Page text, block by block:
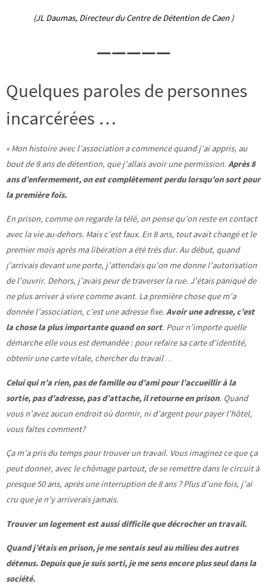
(JL Daumas, Directeur du Centre de Détention de Caen )
—————
Quelques paroles de personnes
incarcérées …
« Mon histoire avec l’association a commencé quand j’ai appris, au
bout de 8 ans de détention, que j’allais avoir une permission. Après 8
ans d’enfermement, on est complètement perdu lorsqu’on sort pour
la première fois.
En prison, comme on regarde la télé, on pense qu’on reste en contact
avec la vie au-dehors. Mais c’est faux. En 8 ans, tout avait changé et le
premier mois après ma libération a été très dur. Au début, quand
j’arrivais devant une porte, j’attendais qu’on me donne l’autorisation
de l’ouvrir. Dehors, j’avais peur de traverser la rue. J’étais paniqué de
ne plus arriver à vivre comme avant. La première chose que m’a
donnée l’association, c’est une adresse fixe. Avoir une adresse, c’est
la chose la plus importante quand onsort. Pour n’importe quelle
démarche elle vous est demandée : pour refaire sa carte d’identité,
obtenir une carte vitale, chercher du travail …
Celui qui n’a rien, pas de famille ou d’ami pour l’accueillir à la
sortie, pas d’adresse, pas d’attache, il retourne en prison. Quand
vous n’avez aucun endroit où dormir, ni d’argent pour payer l’hôtel,
vous faîtes comment?
Ça m’a pris du temps pour trouver un travail. Vous imaginez ce que ça
peut donner, avec le chômage partout, de se remettre dans le circuit à
presque 50 ans, après une interruption de 8 ans ? Plus d’une fois, j’ai
cru que je n’y arriverais jamais.
Trouver un logement est aussi difficile que décrocher un travail.
Quand j’étais en prison, je me sentais seul au milieu des autres
détenus. Depuis que je suis sorti, je me sens encore plus seul dans la
société.